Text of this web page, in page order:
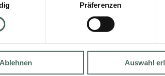
Präferenzen
Ablehnen Auswahl